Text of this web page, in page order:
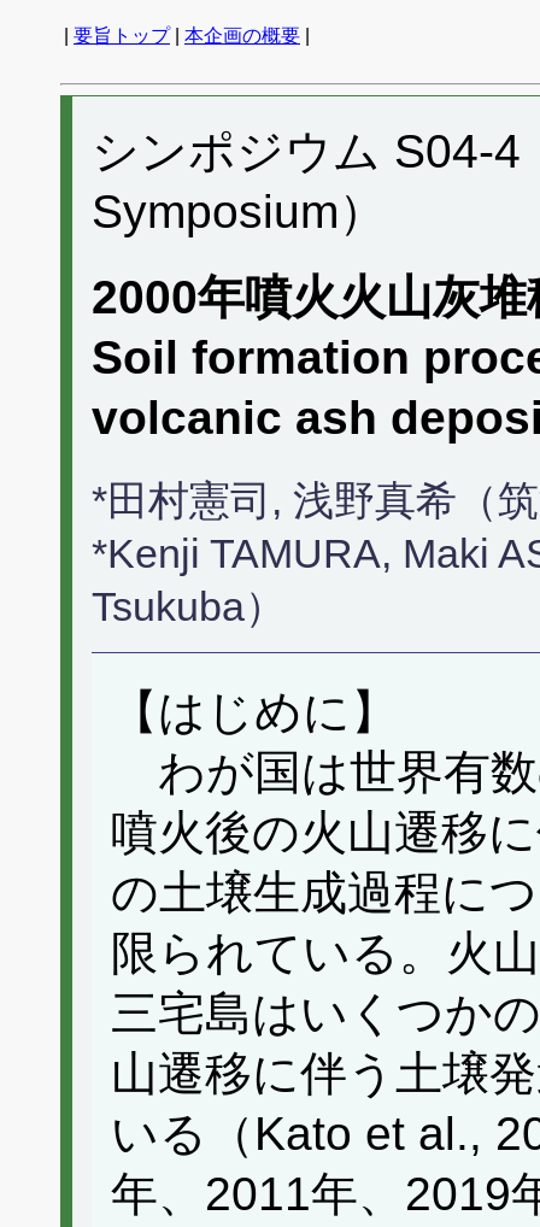
要旨トップ| 本企画の概要
シンポジウム S04-
Symposium）
2000年噴火火山灰
Soil formation
volcanic ash
*田村憲司, 浅野真希（
*Kenji TAMURA, Maki
Tsukuba）
【はじめに】
わが国は世界有
噴火後の火山遷移
の土壌生成過程に
限られている。火
三宅島はいくつか
山遷移に伴う土壌
いる（Kato et al.,
年、2011年、2019